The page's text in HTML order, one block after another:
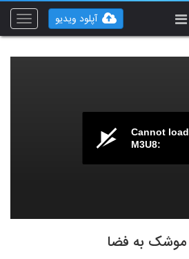
Toggle
آپلود ویدیو
Cannot load
M3U8:
موشک به فضا